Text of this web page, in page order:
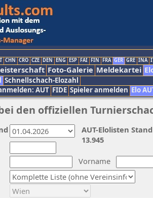
CHN CRO CZE DEN ENG ESP FAI FIN FRA GER GRE INA
Foto-Galerie Meldekartei
Schnellschach-Elozahl
AUT FIDE Spieler anmelden Elo
den offiziellen
Vorname
AUT-Elolisten
13.945